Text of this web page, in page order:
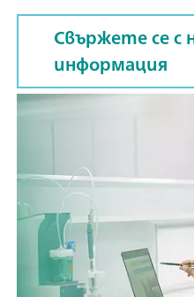
Свържете се с
информация